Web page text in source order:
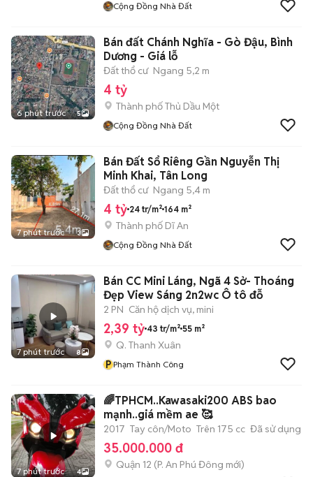
Cộng Đồng Nhà Đất
6 phút trước 5
Bán đất Chánh Nghĩa - Gò Đậu, Bình
Dương - Giá lỗ
Đất thổ cư Ngang 5,2 m
4 tỷ
Thành phố Thủ Dầu Một
Cộng Đồng Nhà Đất
7 phút trước 3
Bán Đất Sổ Riêng Gần Nguyễn Thị
Minh Khai, Tân Long
Đất thổ cư Ngang 5,4 m
4 tỷ 24 tr/m² 164 m²
Thành phố Dĩ An
Cộng Đồng Nhà Đất
7 phút trước 8
Bán CC Mini Láng, Ngã 4 Sở- Thoáng
Đẹp View Sáng 2n2wc Ô tô đỗ
2 PN Căn hộ dịch vụ, mini
2,39 tỷ 43 tr/m² 55 m²
Q. Thanh Xuân
P Phạm Thành Công
7 phút trước 4
🌈TPHCM..Kawasaki200 ABS bao
mạnh..giá mềm ae 🥰
2017 Tay côn/Moto Trên 175 cc Đã sử dụng
35.000.000 đ
Quận 12 (P. An Phú Đông mới)